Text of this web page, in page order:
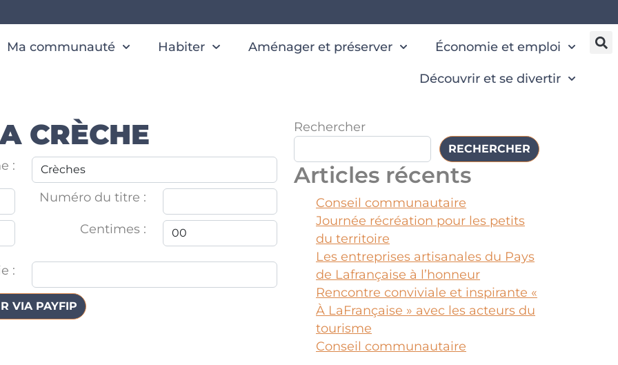
Ma communauté Habiter Aménager et préserver Économie et emploi
Découvrir et se divertir
CRÈCHE
:
Numéro du titre :
Centimes :
:
VIA PAYFIP
Rechercher
RECHERCHER
Articles récents
Conseil communautaire
Journée récréation pour les petits
du territoire
Les entreprises artisanales du Pays
de Lafrançaise à l’honneur
Rencontre conviviale et inspirante «
À LaFrançaise » avec les acteurs du
tourisme
Conseil communautaire